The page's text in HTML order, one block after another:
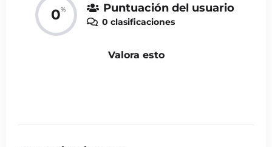
0% Puntuación del usuario
0 clasificaciones
Valora esto